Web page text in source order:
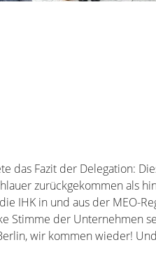
das Fazit der Delegation:
zurückgekommen als
IHK in und aus der MEO-
Stimme der Unternehmen
wir kommen wieder!